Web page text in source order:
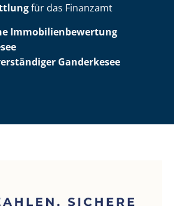
für das Finanzamt
Im­mo­bi­li­en­be­wer­tung
Ganderkesee